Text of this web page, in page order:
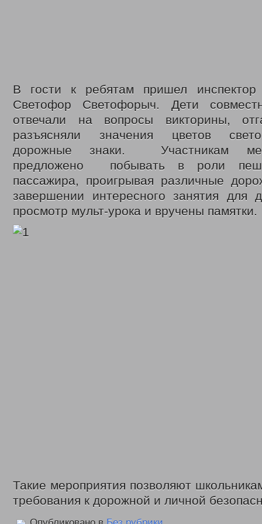
Видео
С Днем социального работника
День социального работника 2018г.
Кемеровская область = Кузбасс
Детский телефон доверия
Дарите доброту сердец
В центре внимания – пожарная безопасность
Противопаводковые учения
Гимн КУЗБАССА Газманов Олег
Контакты
В гости к ребятам пришел
Светофор Светофорыч. Дети
отвечали на вопросы викторины,
разъясняли значения цветов
дорожные знаки. Участникам
предложено побывать в роли
пассажира, проигрывая различные
завершении интересного занятия для
просмотр мульт-урока и вручены памятки.
Такие мероприятия позволяют
требования к дорожной и личной